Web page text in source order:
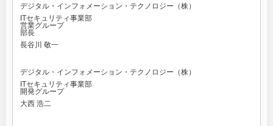
デジタル・インフォメーション・テクノロジー（株）
ITセキュリティ事業部
営業グループ
部長
長谷川 敬一
デジタル・インフォメーション・テクノロジー（株）
ITセキュリティ事業部
開発グループ
大西 浩二